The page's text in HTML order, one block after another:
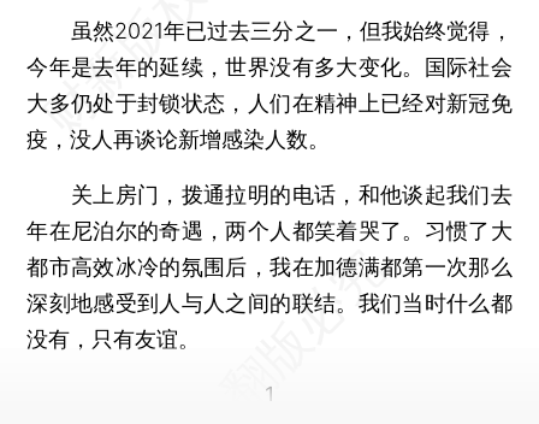
虽然2021年已过去三分之一，但我始终觉得，
今年是去年的延续，世界没有多大变化。国际社会
大多仍处于封锁状态，人们在精神上已经对新冠免
疫，没人再谈论新增感染人数。
关上房门，拨通拉明的电话，和他谈起我们去
年在尼泊尔的奇遇，两个人都笑着哭了。习惯了大
都市高效冰冷的氛围后，我在加德满都第一次那么
深刻地感受到人与人之间的联结。我们当时什么都
没有，只有友谊。
1